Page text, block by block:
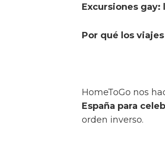
Excursiones gay:
Por qué los
HomeToGo nos
España para
orden inverso.